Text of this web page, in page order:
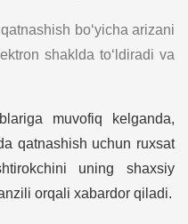
bo‘yicha arizani
shaklda to‘ldiradi va
muvofiq kelganda,
qatnashish uchun ruxsat
uning shaxsiy
orqali xabardor qiladi.